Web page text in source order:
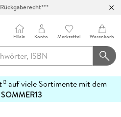
Filiale Konto Merkzettel Warenkorb
12auf viele Sortimente mit dem
SOMMER13